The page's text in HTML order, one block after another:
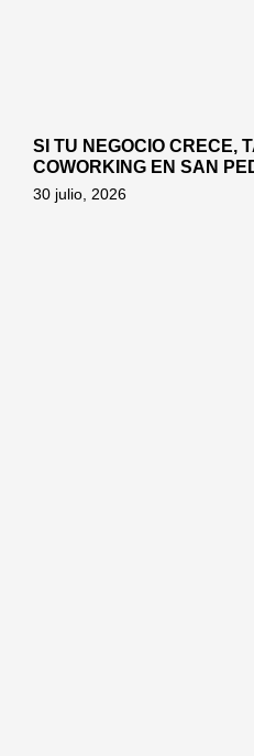
SI TU NEGOCIO CRECE,
COWORKING EN SAN
30 julio, 2026